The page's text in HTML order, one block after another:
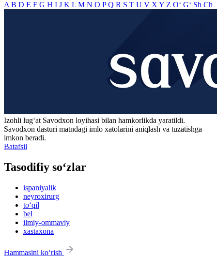
A B D E F G H I J K L M N O PQ R S T U V X Y Z O‘ G‘ Sh Ch
Izohli lugʻat Savodxon loyihasi bilan hamkorlikda yaratildi.
Savodxon dasturi matndagi imlo xatolarini aniqlash va tuzatishga
imkon beradi.
Batafsil
Tasodifiy so‘zlar
ispaniyalik
neyroxirurg
to‘qil
bel
ilmiy-ommaviy
xastaxona
Hammasini ko‘rish